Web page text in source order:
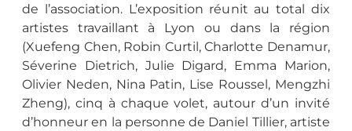
de l’association. L’exposition réunit au total dix
artistes travaillant à Lyon ou dans la région
(Xuefeng Chen, Robin Curtil, Charlotte Denamur,
Séverine Dietrich, Julie Digard, Emma Marion,
Olivier Neden, Nina Patin, Lise Roussel, Mengzhi
Zheng), cinq à chaque volet, autour d’un invité
d’honneur en la personne de Daniel Tillier, artiste